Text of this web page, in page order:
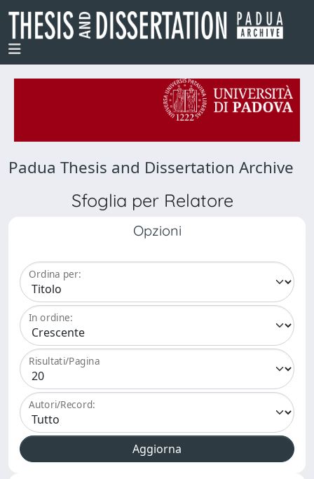
Padua Thesis and Dissertation Archive
Sfoglia per Relatore
Opzioni
Ordina per:
In ordine:
Risultati/Pagina
Autori/Record: